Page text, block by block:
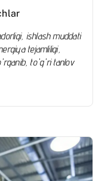
ishlash muddati
tejamliligi,
to'g'ri tanlov